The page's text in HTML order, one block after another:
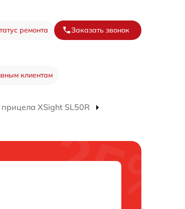
ремонта Заказать звонок
клиентам
ХSight SL50R